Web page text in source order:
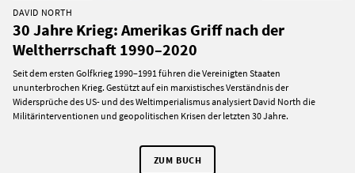
DAVID NORTH
30 Jahre Krieg: Amerikas Griff nach der
Weltherrschaft 1990–2020
Seit dem ersten Golfkrieg 1990–1991 führen die Vereinigten Staaten
ununterbrochen Krieg. Gestützt auf ein marxistisches Verständnis der
Widersprüche des US- und des Weltimperialismus analysiert David North die
Militärinterventionen und geopolitischen Krisen der letzten 30 Jahre.
ZUM BUCH